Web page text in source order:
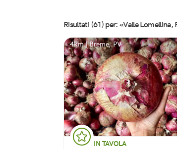
Risultati (61) per: «Valle Lomellina,
4km | Breme, PV
IN TAVOLA